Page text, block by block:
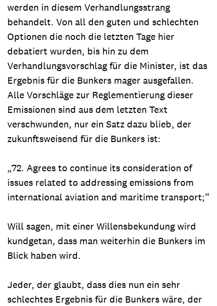
werden in diesem Verhandlungsstrang
behandelt. Von all den guten und schlechten
Optionen die noch die letzten Tage hier
debatiert wurden, bis hin zu dem
Verhandlungsvorschlag für die Minister, ist das
Ergebnis für die Bunkers mager ausgefallen.
Alle Vorschläge zur Reglementierung dieser
Emissionen sind aus dem letzten Text
verschwunden, nur ein Satz dazu blieb, der
zukunftsweisend für die Bunkers ist:
„72. Agrees to continue its consideration of
issues related to addressing emissions from
international aviation and maritime transport;“
Will sagen, mit einer Willensbekundung wird
kundgetan, dass man weiterhin die Bunkers im
Blick haben wird.
Jeder, der glaubt, dass dies nun ein sehr
schlechtes Ergebnis für die Bunkers wäre, der